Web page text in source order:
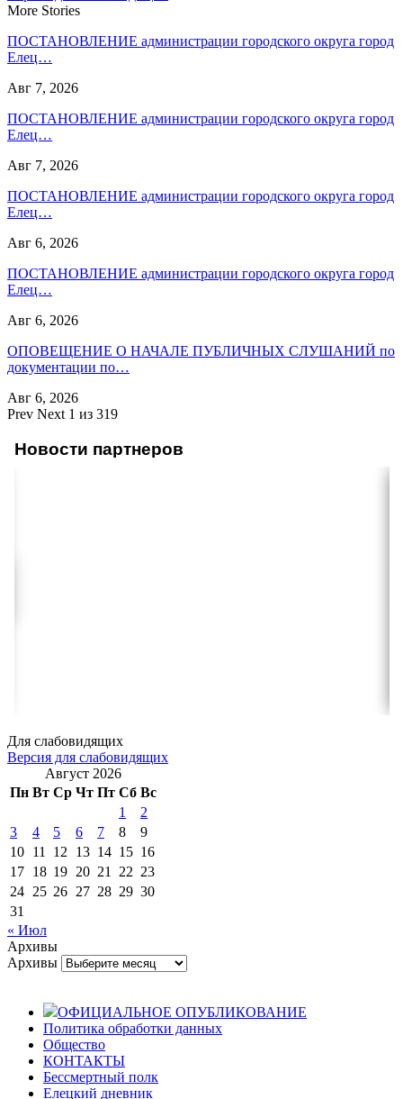
More Stories
ПОСТАНОВЛЕНИЕ администрации городского округа город
Елец…
Авг 7, 2026
ПОСТАНОВЛЕНИЕ администрации городского округа город
Елец…
Авг 7, 2026
ПОСТАНОВЛЕНИЕ администрации городского округа город
Елец…
Авг 6, 2026
ПОСТАНОВЛЕНИЕ администрации городского округа город
Елец…
Авг 6, 2026
ОПОВЕЩЕНИЕ О НАЧАЛЕ ПУБЛИЧНЫХ СЛУШАНИЙ по
документации по…
Авг 6, 2026
Prev Next 1 из 319
Новости партнеров
Для слабовидящих
Версия для слабовидящих
Август 2026
Пн Вт Ср Чт Пт Сб Вс
1
2
3
4 5 6 7 8
9
10 11 12 13 14 15 16
17 18 19 20 21 22 23
24 25 26 27 28 29 30
31
« Июл
Архивы
Архивы
ОФИЦИАЛЬНОЕ ОПУБЛИКОВАНИЕ
Политика обработки данных
Общество
КОНТАКТЫ
Бессмертный полк
Елецкий дневник